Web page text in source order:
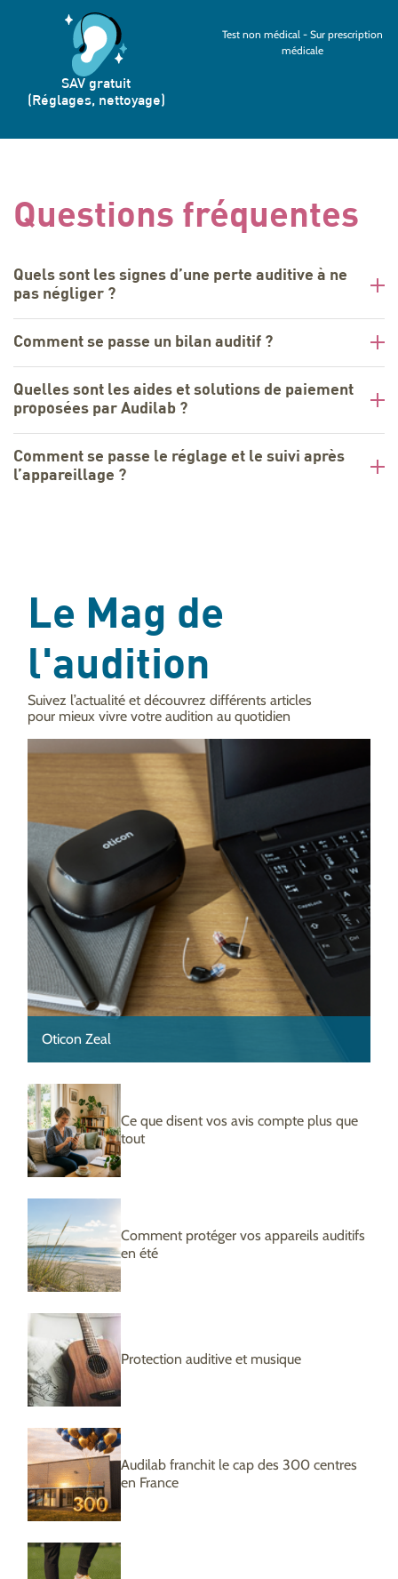
SAV gratuit
(Réglages, nettoyage)
Test non médical - Sur prescription
médicale
Questions fréquentes
Quels sont les signes d’une perte auditive à ne
pas négliger ?
Comment se passe un bilan auditif ?
Quelles sont les aides et solutions de paiement
proposées par Audilab ?
Comment se passe le réglage et le suivi après
l’appareillage ?
Le Mag de
l'audition
Suivez l’actualité et découvrez différents articles
pour mieux vivre votre audition au quotidien
Oticon Zeal
Ce que disent vos avis compte plus que
tout
Comment protéger vos appareils auditifs
en été
Protection auditive et musique
Audilab franchit le cap des 300 centres
en France